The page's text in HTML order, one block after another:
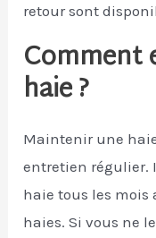
retour sont
Comment
haie ?
Maintenir une
entretien régulier.
haie tous les mois
haies. Si vous ne